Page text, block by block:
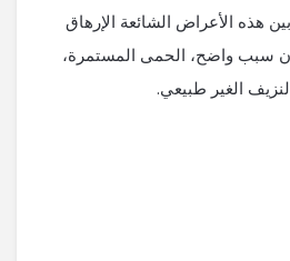
هذه الأعراض الشائعة الإرهاق
سبب واضح، الحمى المستمرة،
الغير طبيعي.